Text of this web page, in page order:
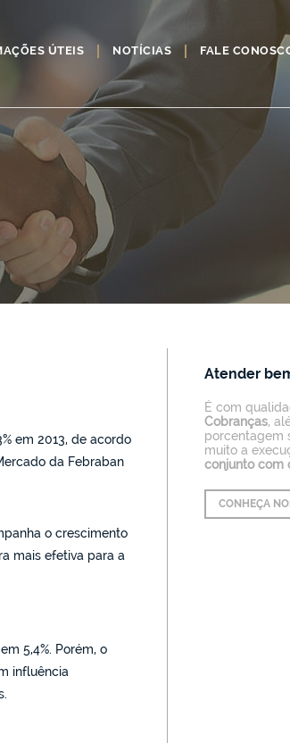
ÚTEIS NOTÍCIAS FALE
em 2013, de acordo
da Febraban
o crescimento
mais efetiva para a
5,4%. Porém, o
influência
Atender
É com
Cobranças,
porcentagem
muito a
conjunto com
CONHEÇA